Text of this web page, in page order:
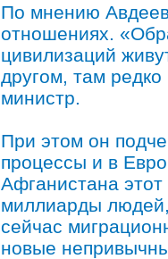
По мнению
отношениях.
цивилизаций
другом, там
министр.
При этом он
процессы и в
Афганистана
миллиарды
сейчас
новые